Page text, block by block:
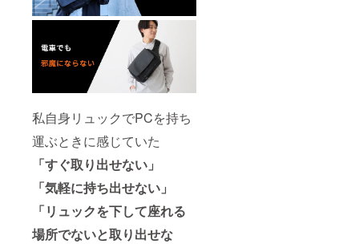
私自身リュックでPCを持ち
運ぶときに感じていた
「すぐ取り出せない」
「気軽に持ち出せない」
「リュックを下して座れる
場所でないと取り出せな